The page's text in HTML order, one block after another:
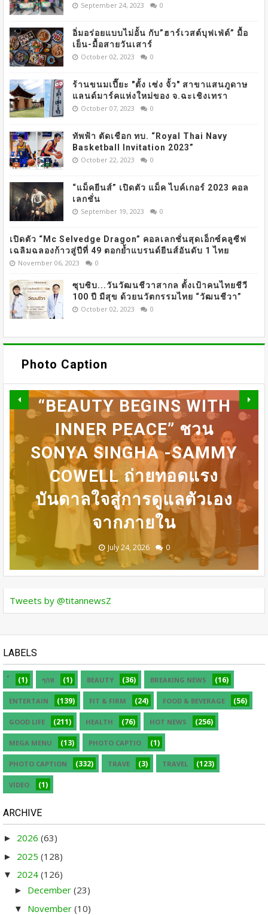
September 24, 2023 0
อิ่มอร่อยแบบไม่อั้น กับ”ฮาร์เวสต์บุฟเฟ่ต์” มื้อ
เย็น-มื้อสายวันเสาร์
October 02, 2023 0
ร้านขนมเปี๊ยะ "ตั้ง เซ่ง จั้ว" สาขาแสนภูดาษ
แลนด์มาร์คแห่งใหม่ของ จ.ฉะเชิงเทรา
October 07, 2023 0
ทัพฟ้า ตัดเชือก ทบ. “Royal Thai Navy
Basketball Invitation 2023”
October 22, 2023 0
“แม็คยีนส์” เปิดตัว แม็ค ไบค์เกอร์ 2023 คอล
เลกชั่น
September 19, 2023 0
เปิดตัว “Mc Selvedge Dragon” คอลเลกชั่นสุดเอ็กซ์คลูซีฟ
เฉลิมฉลองก้าวสู่ปีที่ 49 ตอกย้ำแบรนด์ยีนส์อันดับ 1 ไทย
November 06, 2023 0
ซุบซิบ...วันวัฒนชีวาสากล ตั้งเป้าคนไทยชีวี
100 ปี มีสุข ด้วยนวัตกรรมไทย “วัฒนชีวา”
October 02, 2023 0
Photo Caption
BEDO เดินหน้าจัดกิจกรรม
เจรจาธุรกิจ “BIO TRADE
CONNECT 2026”
August 05, 2026
31 ก.ค เที่ยงตรง กดบัตรให้
ทันนะเพื่อน โปรฯเสือคำราม
990บาท ราคาเต็ม
1,800บาท
July 30, 2026 0
DERMASTER X MENTOR
เปิดเวที MASTERCLASS
นานาชาติ​ แลกเปลี่ยนองค์
ความรู้ด้านศัลยกรรมความ
งาม
July 24, 2026 0
Beauty
OMAZZ ตอกย้ำเทรนด์
“LONGEVITY” จัดงาน
“BEAUTY BEGINS WITH
INNER PEACE” ชวน
SONYA SINGHA -​SAMMY
COWELL ถ่ายทอดแรง
บันดาลใจสู่การดูแลตัวเอง
จากภายใน
July 24, 2026 0
DERMASTER เปิดเวทีแลก
เปลี่ยนความเชี่ยวชาญด้าน
ศัลยกรรมระดับนานาชาติ
July 24, 2026 0
Tweets by @titannewsZ
LABELS
(1) ๆกห (1) BEAUTY (36) BREAKING NEWS (16)
ENTERTAIN (139) FIT & FIRM (24) FOOD & BEVERAGE (56)
GOOD LIFE (211) HEALTH (76) HOT NEWS (256)
MEGA MENU (13) PHOTO CAPTIO (1)
PHOTO CAPTION (332) TRAVE (3) TRAVEL (123)
VIDEO (1)
ARCHIVE
► 2026 (63)
► 2025 (128)
▼ 2024 (126)
► December (23)
▼ November (10)